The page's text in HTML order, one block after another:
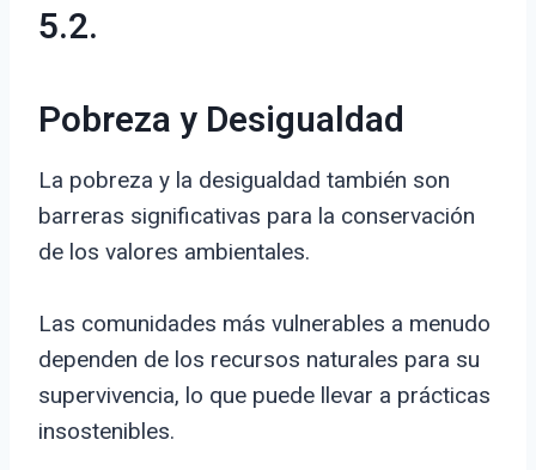
5.2.
Pobreza y Desigualdad
La pobreza y la desigualdad también son
barreras significativas para la conservación
de los valores ambientales.
Las comunidades más vulnerables a menudo
dependen de los recursos naturales para su
supervivencia, lo que puede llevar a prácticas
insostenibles.